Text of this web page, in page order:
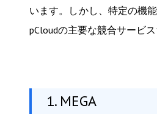
います。しかし、特定の機
pCloudの主要な競合サービ
1. MEGA